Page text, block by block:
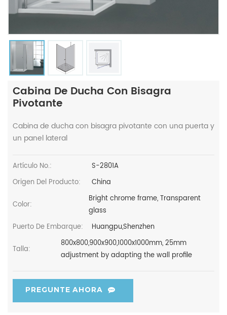
Cabina De Ducha Con Bisagra
Pivotante
Cabina de ducha con bisagra pivotante con una puerta y
un panel lateral
Artículo No.:
S-2801A
Origen Del Producto:
China
Color:
Bright chrome frame, Transparent
glass
Puerto De Embarque:
Huangpu,Shenzhen
Talla:
800x800,900x900,1000x1000mm, 25mm
adjustment by adapting the wall profile
PREGUNTE AHORA